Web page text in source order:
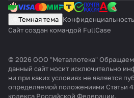
Темная тема Конфиденциальность
Сайт создан командой FullCase
© 2026 ООО "Металлотека" Обращаем
данный сайт носит исключительно
ни при каких условиях не является
определяемой положениями Статьи
кодекса Российской Федерации.